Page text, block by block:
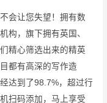
会让您失望！拥有数
构，旗下拥有英国、
精心筛选出来的精英
都有高深的写作造
达到了98.7%，超过行
扫码添加，马上享受